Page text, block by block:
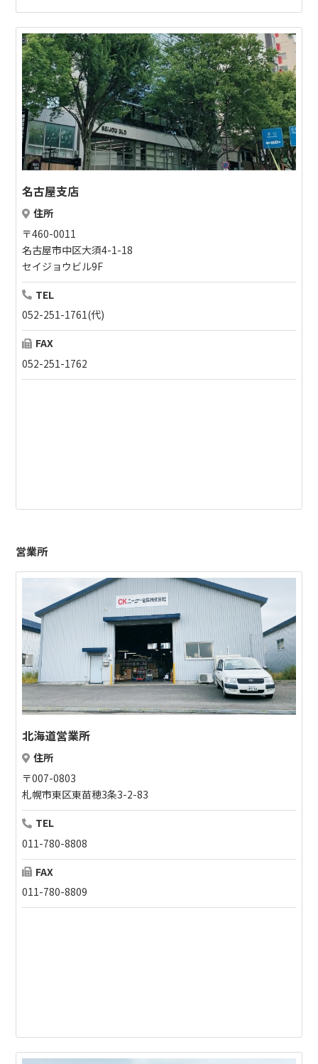
名古屋支店
住所
〒460-0011
名古屋市中区大須4-1-18
セイジョウビル9F
TEL
052-251-1761(代)
FAX
052-251-1762
営業所
北海道営業所
住所
〒007-0803
札幌市東区東苗穂3条3-2-83
TEL
011-780-8808
FAX
011-780-8809